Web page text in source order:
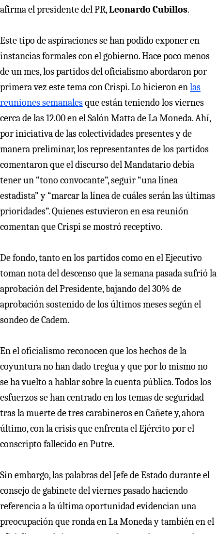
afirma el presidente del PR,Leonardo Cubillos.
Este tipo de aspiraciones se han podido exponer en
instancias formales con el gobierno. Hace poco menos
de un mes, los partidos del oficialismo abordaron por
primera vez este tema con Crispi. Lo hicieron enlas
reuniones semanalesque están teniendo los viernes
cerca de las 12.00 en el Salón Matta de La Moneda. Ahí,
por iniciativa de las colectividades presentes y de
manera preliminar, los representantes de los partidos
comentaron que el discurso del Mandatario debía
tener un “tono convocante”, seguir “una línea
estadista” y “marcar la línea de cuáles serán las últimas
prioridades”. Quienes estuvieron en esa reunión
comentan que Crispi se mostró receptivo.
De fondo, tanto en los partidos como en el Ejecutivo
toman nota del descenso que la semana pasada sufrió la
aprobación del Presidente, bajando del 30% de
aprobación sostenido de los últimos meses según el
sondeo de Cadem.
En el oficialismo reconocen que los hechos de la
coyuntura no han dado tregua y que por lo mismo no
se ha vuelto a hablar sobre la cuenta pública. Todos los
esfuerzos se han centrado en los temas de seguridad
tras la muerte de tres carabineros en Cañete y, ahora
último, con la crisis que enfrenta el Ejército por el
conscripto fallecido en Putre.
Sin embargo, las palabras del Jefe de Estado durante el
consejo de gabinete del viernes pasado haciendo
referencia a la última oportunidad evidencian una
preocupación que ronda en La Moneda y también en el